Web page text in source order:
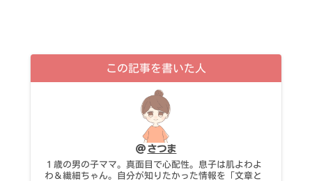
この記事を書いた人
さつま
１歳の男の子ママ。真面目で心配性。息子は肌よわよ
わ＆繊細ちゃん。自分が知りたかった情報を「文章と